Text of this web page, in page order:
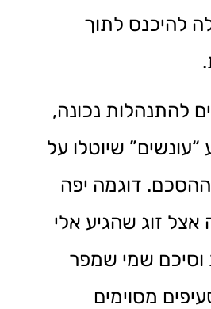
להיכנס לתוך
להתנהלות נכונה,
“עונשים” שיוטלו על
דוגמה יפה
זוג שהגיע אלי
וסיכם שמי שמפר
מסוימים